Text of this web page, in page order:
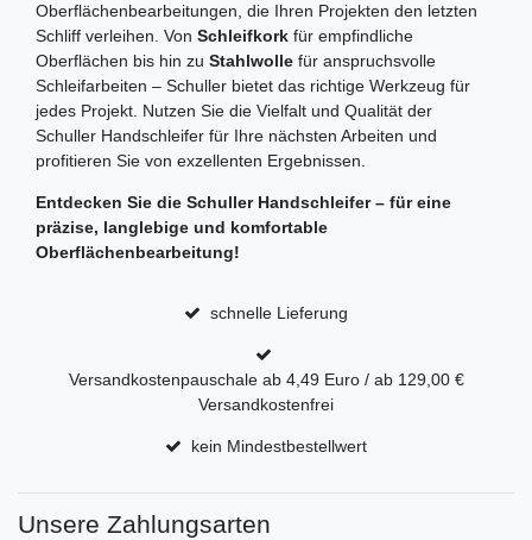
Oberflächenbearbeitungen, die Ihren Projekten den letzten
Schliff verleihen. Von Schleifkork für empfindliche
Oberflächen bis hin zu Stahlwolle für anspruchsvolle
Schleifarbeiten – Schuller bietet das richtige Werkzeug für
jedes Projekt. Nutzen Sie die Vielfalt und Qualität der
Schuller Handschleifer für Ihre nächsten Arbeiten und
profitieren Sie von exzellenten Ergebnissen.
Entdecken Sie die Schuller Handschleifer – für eine
präzise, langlebige und komfortable
Oberflächenbearbeitung!
schnelle Lieferung
Versandkostenpauschale ab 4,49 Euro / ab 129,00 €
Versandkostenfrei
kein Mindestbestellwert
Unsere Zahlungsarten